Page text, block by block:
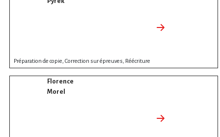
Préparation de copie, Correction sur épreuves, Réécriture
Florence
Morel